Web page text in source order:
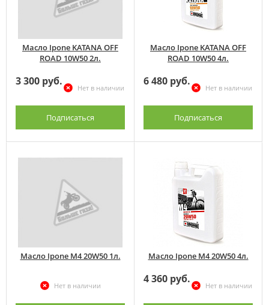
Масло Ipone KATANA OFF
ROAD 10W50 2л.
3 300 руб.
Нет в наличии
Подписаться
Масло Ipone KATANA OFF
ROAD 10W50 4л.
6 480 руб.
Нет в наличии
Подписаться
Масло Ipone M4 20W50 1л.
Нет в наличии
Масло Ipone M4 20W50 4л.
4 360 руб.
Нет в наличии